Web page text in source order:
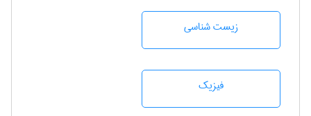
زيست شناسی
فیزیک